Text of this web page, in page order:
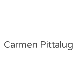
Carmen